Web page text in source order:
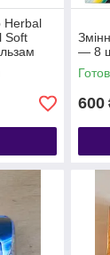
Herbal
Soft
— 8
600